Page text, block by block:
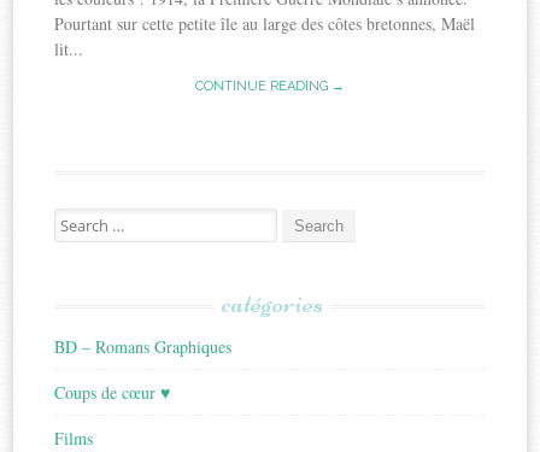
Pourtant sur cette petite île au large des côtes bretonnes, Maël
lit...
CONTINUE READING →
Search
for:
catégories
BD – Romans Graphiques
Coups de cœur ♥
Films